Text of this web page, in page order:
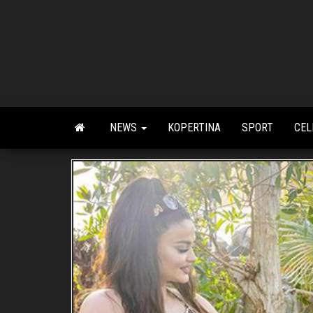
NEWS KOPERTINA SPORT